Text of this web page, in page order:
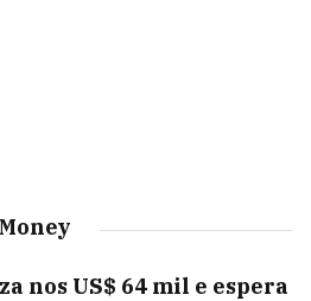
nos US$ 64 mil e espera